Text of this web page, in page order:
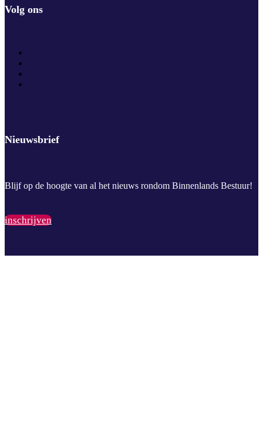
Volg ons
Nieuwsbrief
Blijf op de hoogte van al het nieuws rondom Binnenlands Bestuur!
inschrijven